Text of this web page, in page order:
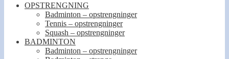
OPSTRENGNING
Badminton – opstrengninger
Tennis – opstrengninger
Squash – opstrengninger
BADMINTON
Badminton – opstrengninger